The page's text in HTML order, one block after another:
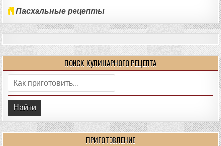
Пасхальные рецепты
ПОИСК КУЛИНАРНОГО РЕЦЕПТА
Поиск:
ПРИГОТОВЛЕНИЕ